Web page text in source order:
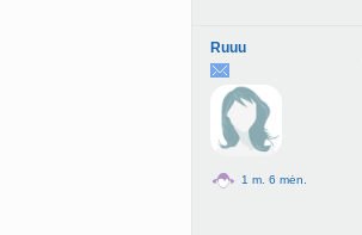
Ruuu
1 m. 6 mėn.